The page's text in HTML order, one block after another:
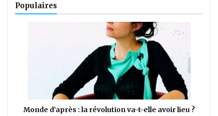
Populaires
Monde d’après : la révolution va-t-elle avoir lieu ?